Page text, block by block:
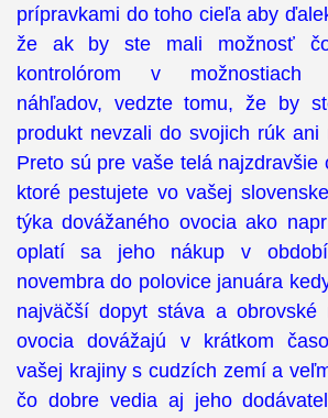
prípravkami do toho cieľa aby
že ak by ste mali možnosť
kontrolórom v možnostiach
náhľadov, vedzte tomu, že by
produkt nevzali do svojich rúk
Preto sú pre vaše telá najzdravšie
ktoré pestujete vo vašej
týka dovážaného ovocia ako
oplatí sa jeho nákup v
novembra do polovice januára
najväčší dopyt stáva a obrovské
ovocia dovážajú v krátkom
vašej krajiny s cudzích zemí a
čo dobre vedia aj jeho